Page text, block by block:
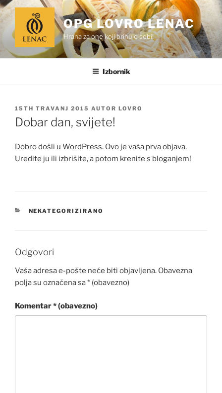
Preskoči
na
sadržaj
OPG LOVRO LENAC
Hrana za one koji brinu o sebi!
Izbornik
OBJAVLJENO
15TH TRAVANJ 2015 AUTOR LOVRO
Dobar dan, svijete!
Dobro došli u WordPress. Ovo je vaša prva objava.
Uredite ju ili izbrišite, a potom krenite s bloganjem!
KATEGORIJE
NEKATEGORIZIRANO
Odgovori
Vaša adresa e-pošte neće biti objavljena. Obavezna
polja su označena sa* (obavezno)
Komentar* (obavezno)